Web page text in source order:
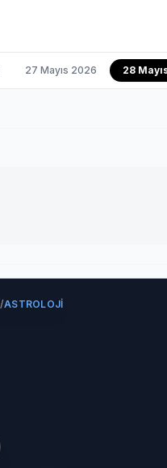
27 Mayıs 2026 28
/ASTROLOJI